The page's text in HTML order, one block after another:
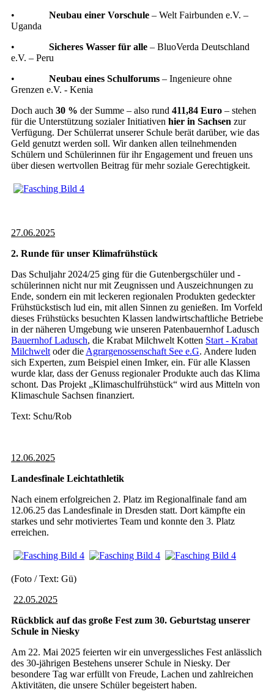
• Neubau einer Vorschule – Welt Fairbunden e.V. –
Uganda
• Sicheres Wasser für alle – BluoVerda Deutschland
e.V. – Peru
• Neubau eines Schulforums – Ingenieure ohne
Grenzen e.V. - Kenia
Doch auch 30 % der Summe – also rund 411,84 Euro – stehen
für die Unterstützung sozialer Initiativen hier in Sachsen zur
Verfügung. Der Schülerrat unserer Schule berät darüber, wie das
Geld genutzt werden soll. Wir danken allen teilnehmenden
Schülern und Schülerinnen für ihr Engagement und freuen uns
über diesen wertvollen Beitrag für mehr soziale Gerechtigkeit.
27.06.2025
2. Runde für unser Klimafrühstück
Das Schuljahr 2024/25 ging für die Gutenbergschüler und -
schülerinnen nicht nur mit Zeugnissen und Auszeichnungen zu
Ende, sondern ein mit leckeren regionalen Produkten gedeckter
Frühstückstisch lud ein, mit allen Sinnen zu genießen. Im Vorfeld
dieses Frühstücks besuchten Klassen landwirtschaftliche Betriebe
in der näheren Umgebung wie unseren Patenbauernhof Ladusch
Bauernhof Ladusch, die Krabat Milchwelt Kotten Start - Krabat
Milchwelt oder die Agrargenossenschaft See e.G. Andere luden
sich Experten, zum Beispiel einen Imker, ein. Für alle Klassen
wurde klar, dass der Genuss regionaler Produkte auch das Klima
schont. Das Projekt „Klimaschulfrühstück“ wird aus Mitteln von
Klimaschule Sachsen finanziert.
Text: Schu/Rob
12.06.2025
Landesfinale Leichtathletik
Nach einem erfolgreichen 2. Platz im Regionalfinale fand am
12.06.25 das Landesfinale in Dresden statt. Dort kämpfte ein
starkes und sehr motiviertes Team und konnte den 3. Platz
erreichen.
(Foto / Text: Gü)
22.05.2025
Rückblick auf das große Fest zum 30. Geburtstag unserer
Schule in Niesky
Am 22. Mai 2025 feierten wir ein unvergessliches Fest anlässlich
des 30-jährigen Bestehens unserer Schule in Niesky. Der
besondere Tag war erfüllt von Freude, Lachen und zahlreichen
Aktivitäten, die unsere Schüler begeistert haben.